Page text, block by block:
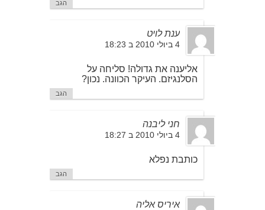
הגב
ענת לויט
4 ביולי 2010 ב 18:23
אליענה את גדולה! סליחה על
הסלנגיזם. העיקר הכוונה. נכון?
הגב
חני ליבנה
4 ביולי 2010 ב 18:27
כותבת נפלא
הגב
איריס אליה